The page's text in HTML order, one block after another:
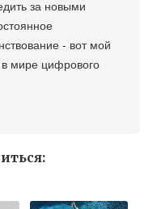
за новыми
- вот мой
в мире цифрового